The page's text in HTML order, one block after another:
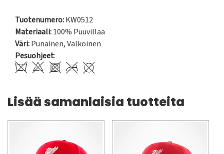
Tuotenumero:KW0512
Materiaali:100% Puuvillaa
Väri:Punainen,Valkoinen
Pesuohjeet:
Lisää samanlaisia tuotteita